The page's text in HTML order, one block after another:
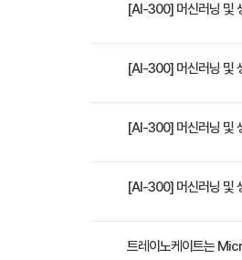
기존 [DP-100]에서 [AI-
[AI-300] 머신러닝 및
Azure 환경에서 프로덕
[AI-300] 머신러닝 및
4일 과정입니다. 상세 일
[AI-300] 머신러닝 및
수강료는 1,600,000원
[AI-300] 머신러닝 및
가장 가까운 교육 일정
트레이노케이트는